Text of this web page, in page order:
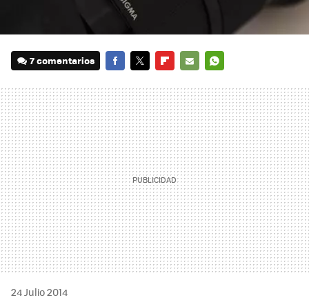
7 comentarios
MAIL
24 Julio 2014